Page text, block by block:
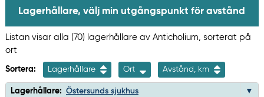
Lagerhållare, välj min utgångspunkt för avstånd
Listan visar alla (70) lagerhållare av Anticholium, sorterat på
ort
Sortera: Lagerhållare Ort Avstånd, km
Lagerhållare: Östersunds sjukhus